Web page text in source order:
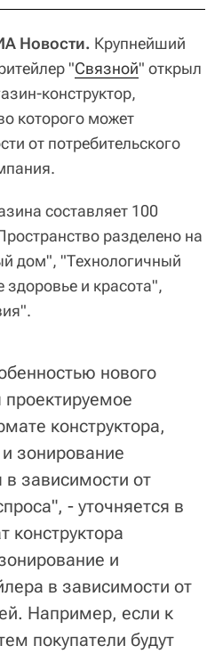
Новости. Крупнейший
"Связной" открыл
конструктор,
которого может
от потребительского
составляет 100
разделено на
дом", "Технологичный
и красота",
нового
проектируемое
конструктора,
зонирование
зависимости от
- уточняется в
и
в зависимости от
Например, если к
покупатели будут